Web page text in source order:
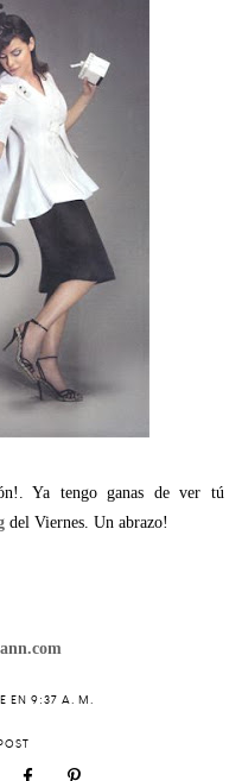
Ya tengo ganas de ver tú
del Viernes. Un abrazo!
EN 9:37 A. M.